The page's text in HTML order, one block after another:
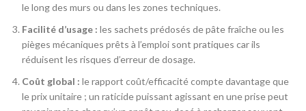
le long des murs ou dans les zones techniques.
Facilité d’usage : les sachets prédosés de pâte fraîche ou les
pièges mécaniques prêts à l’emploi sont pratiques car ils
réduisent les risques d’erreur de dosage.
Coût global : le rapport coût/efficacité compte davantage que
le prix unitaire ; un raticide puissant agissant en une prise peut